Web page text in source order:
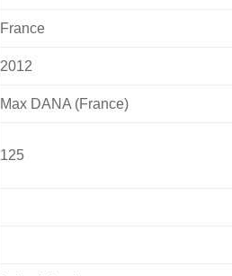
France
2012
Max DANA (France)
125